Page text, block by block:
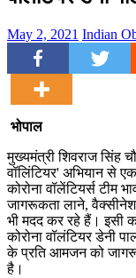
May 2, 2021 Indian
भोपाल
मुख्यमंत्री शिवराज सिंह
वॉलिंटियर' अभियान से
कोरोना वॉलेंटियर्स टीम
जागरूकता लाने,
भी मदद कर रहे हैं। इसी
कोरोना वॉलंटियर डेनी
के प्रति आमजन को
है।